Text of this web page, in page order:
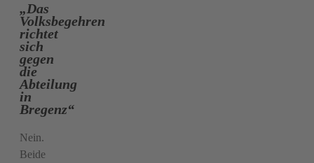
„Das
Volksbegehren
richtet
sich
gegen
die
Abteilung
in
Bregenz“
Nein.
Beide